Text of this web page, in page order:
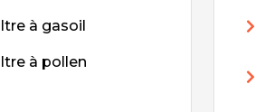
à gasoil
à pollen